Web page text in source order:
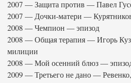
2007 — Защита против — Павел
2007 — Дочки-матери —
2008 — Чемпион — эпизод
2008 — Общая терапия — Игорь
милиции
2008 — Мой осенний блюз —
2009 — Третьего не дано —